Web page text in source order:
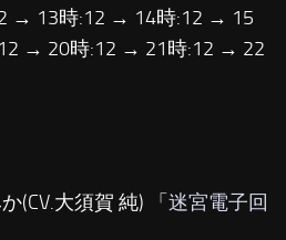
→ 13時:12 → 14時:12 → 15
→ 20時:12 → 21時:12 → 22
(CV.大須賀 純) 「 迷宮電子回